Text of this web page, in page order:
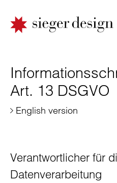
Art. 13 DSGVO
English version
Verantwortlicher für
Datenverarbeitung